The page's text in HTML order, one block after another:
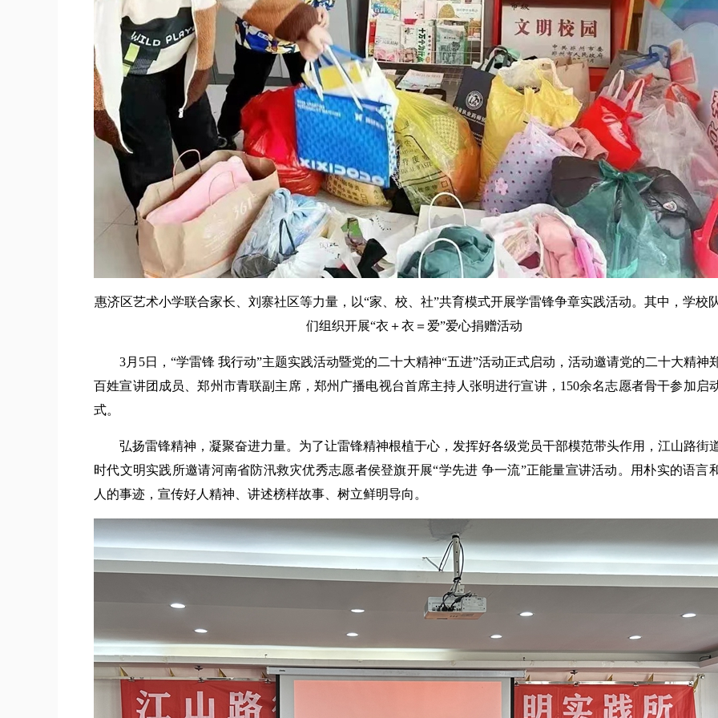
惠济区艺术小学联合家长、刘寨社区等力量，以“家、校、社”共育模式开展学雷锋争章实践活动。其中，学校
们组织开展“衣＋衣＝爱”爱心捐赠活动
3月5日，“学雷锋 我行动”主题实践活动暨党的二十大精神“五进”活动正式启动，活动邀请党的二十大精神
百姓宣讲团成员、郑州市青联副主席，郑州广播电视台首席主持人张明进行宣讲，150余名志愿者骨干参加启
式。
弘扬雷锋精神，凝聚奋进力量。为了让雷锋精神根植于心，发挥好各级党员干部模范带头作用，江山路街
时代文明实践所邀请河南省防汛救灾优秀志愿者侯登旗开展“学先进 争一流”正能量宣讲活动。用朴实的语言
人的事迹，宣传好人精神、讲述榜样故事、树立鲜明导向。